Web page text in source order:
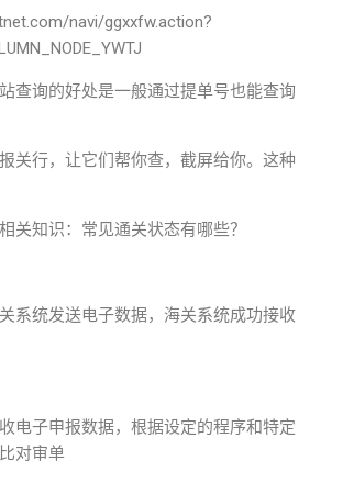
navi/ggxxfw.action?
查询的好处是一般通过提单号也能查询
关行，让它们帮你查，截屏给你。这种
关知识：常见通关状态有哪些？
系统发送电子数据，海关系统成功接收
电子申报数据，根据设定的程序和特定
对审单